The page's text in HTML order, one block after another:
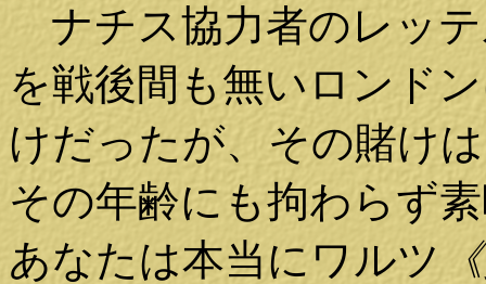
ナチス協力者のレッ
を戦後間も無いロンド
けだったが、その賭け
その年齢にも拘わらず
あなたは本当にワルツ